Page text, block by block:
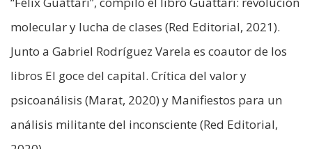
molecular y lucha de clases (Red Editorial, 2021).
Junto a Gabriel Rodríguez Varela es coautor de los
libros El goce del capital. Crítica del valor y
psicoanálisis (Marat, 2020) y Manifiestos para un
análisis militante del inconsciente (Red Editorial,